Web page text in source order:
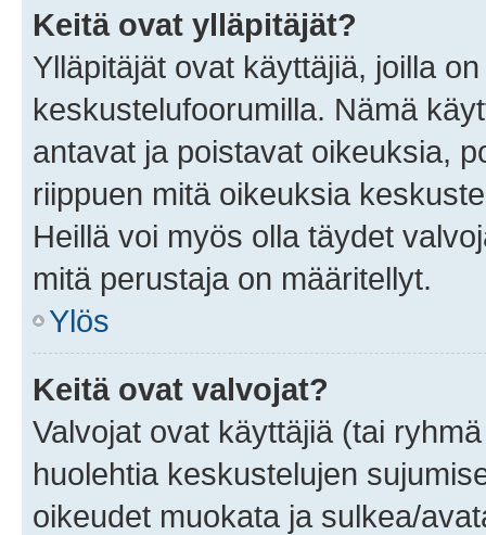
Keitä ovat ylläpitäjät?
Ylläpitäjät ovat käyttäjiä, joilla
keskustelufoorumilla. Nämä
antavat ja poistavat oikeuksia,
riippuen mitä oikeuksia
Heillä voi myös olla täydet
mitä perustaja on määritellyt.
Ylös
Keitä ovat valvojat?
Valvojat ovat käyttäjiä (tai
huolehtia keskustelujen
oikeudet muokata ja sulkea/